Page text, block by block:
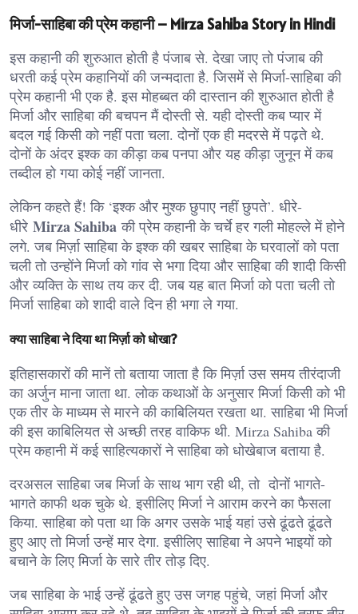
मिर्जा-साहिबा की प्रेम कहानी – Mirza Sahiba Story in Hindi
इस कहानी की शुरुआत होती है पंजाब से. देखा जाए तो पंजाब की
धरती कई प्रेम कहानियों की जन्मदाता है. जिसमें से मिर्जा-साहिबा की
प्रेम कहानी भी एक है. इस मोहब्बत की दास्तान की शुरुआत होती है
मिर्जा और साहिबा की बचपन मैं दोस्ती से. यही दोस्ती कब प्यार में
बदल गई किसी को नहीं पता चला. दोनों एक ही मदरसे में पढ़ते थे.
दोनों के अंदर इश्क का कीड़ा कब पनपा और यह कीड़ा जुनून में कब
तब्दील हो गया कोई नहीं जानता.
लेकिन कहते हैं! कि ‘इश्क और मुश्क छुपाए नहीं छुपते’. धीरे-
धीरे Mirza Sahiba की प्रेम कहानी के चर्चे हर गली मोहल्ले में होने
लगे. जब मिर्ज़ा साहिबा के इश्क की खबर साहिबा के घरवालों को पता
चली तो उन्होंने मिर्जा को गांव से भगा दिया और साहिबा की शादी किसी
और व्यक्ति के साथ तय कर दी. जब यह बात मिर्जा को पता चली तो
मिर्जा साहिबा को शादी वाले दिन ही भगा ले गया.
क्या साहिबा ने दिया था मिर्ज़ा को धोखा?
इतिहासकारों की मानें तो बताया जाता है कि मिर्ज़ा उस समय तीरंदाजी
का अर्जुन माना जाता था. लोक कथाओं के अनुसार मिर्जा किसी को भी
एक तीर के माध्यम से मारने की काबिलियत रखता था. साहिबा भी मिर्जा
की इस काबिलियत से अच्छी तरह वाकिफ थी. Mirza Sahiba की
प्रेम कहानी में कई साहित्यकारों ने साहिबा को धोखेबाज बताया है.
दरअसल साहिबा जब मिर्जा के साथ भाग रही थी, तो दोनों भागते-
भागते काफी थक चुके थे. इसीलिए मिर्जा ने आराम करने का फैसला
किया. साहिबा को पता था कि अगर उसके भाई यहां उसे ढूंढते ढूंढते
हुए आए तो मिर्जा उन्हें मार देगा. इसीलिए साहिबा ने अपने भाइयों को
बचाने के लिए मिर्जा के सारे तीर तोड़ दिए.
जब साहिबा के भाई उन्हें ढूंढते हुए उस जगह पहुंचे, जहां मिर्जा और